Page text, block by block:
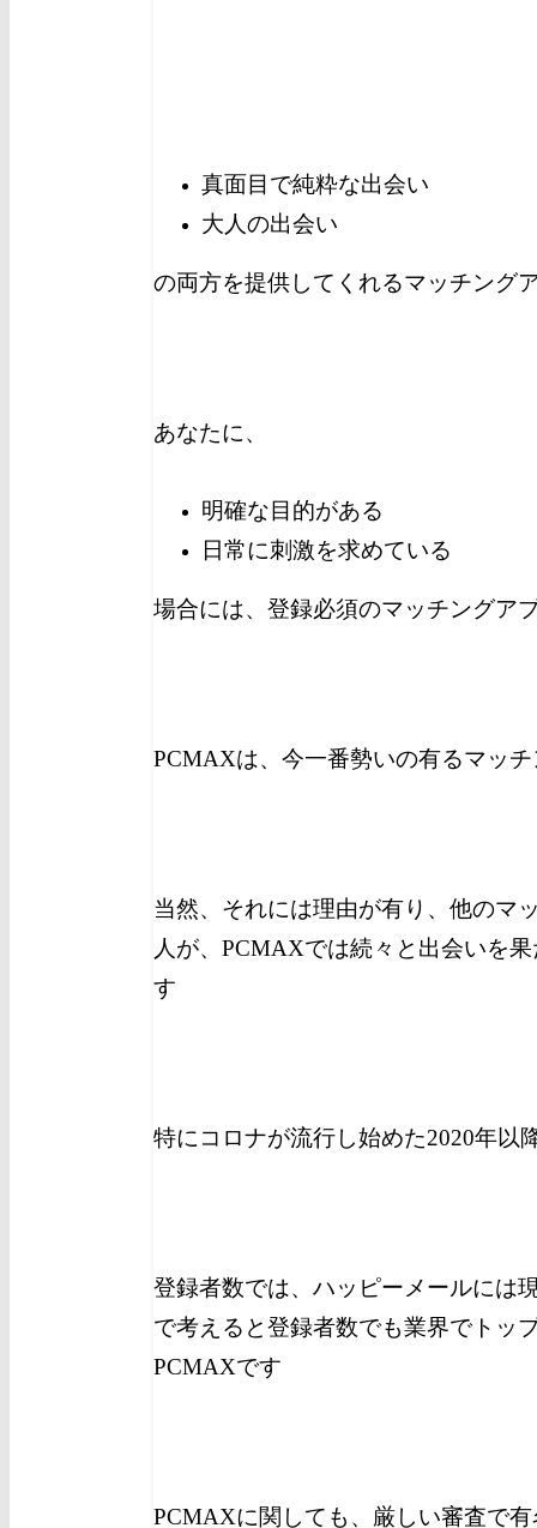
真面目で純粋な出会い
大人の出会い
の両方を提供してくれるマッチング
あなたに、
明確な目的がある
日常に刺激を求めている
場合には、登録必須のマッチングア
PCMAXは、今一番勢いの有るマッ
当然、それには理由が有り、他のマ
人が、PCMAXでは続々と出会いを
す
特にコロナが流行し始めた2020年以
登録者数では、ハッピーメールには
で考えると登録者数でも業界でトッ
PCMAXです
PCMAXに関しても、厳しい審査で